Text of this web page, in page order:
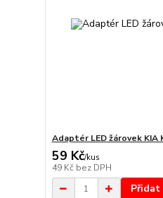
Adaptér LED žárovek KIA
59 Kč/kus
49 Kč bez DPH
Přidat